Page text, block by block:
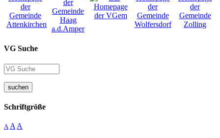
VG Suche
suchen
Schriftgröße
A A A